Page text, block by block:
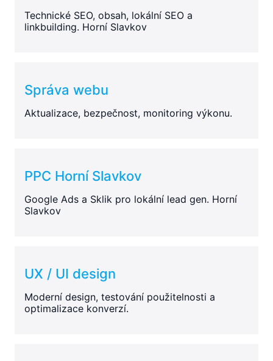
Technické SEO, obsah, lokální SEO a
linkbuilding. Horní Slavkov
Správa webu
Aktualizace, bezpečnost, monitoring výkonu.
PPC Horní Slavkov
Google Ads a Sklik pro lokální lead gen. Horní
Slavkov
UX / UI design
Moderní design, testování použitelnosti a
optimalizace konverzí.